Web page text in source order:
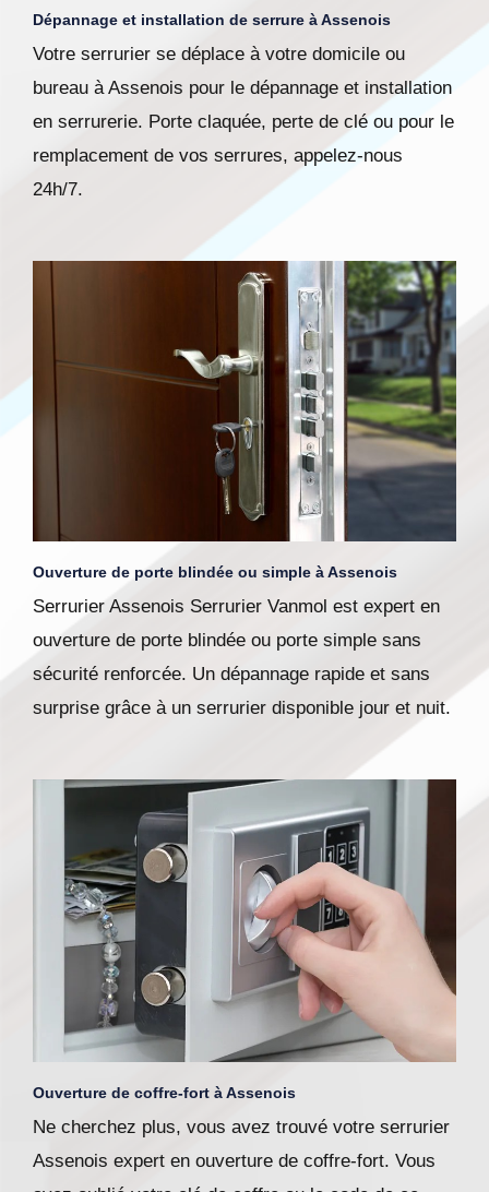
Dépannage et installation de serrure à Assenois
Votre serrurier se déplace à votre domicile ou
bureau à Assenois pour le dépannage et installation
en serrurerie. Porte claquée, perte de clé ou pour le
remplacement de vos serrures, appelez-nous
24h/7.
Ouverture de porte blindée ou simple à Assenois
Serrurier Assenois Serrurier Vanmol est expert en
ouverture de porte blindée ou porte simple sans
sécurité renforcée. Un dépannage rapide et sans
surprise grâce à un serrurier disponible jour et nuit.
Ouverture de coffre-fort à Assenois
Ne cherchez plus, vous avez trouvé votre serrurier
Assenois expert en ouverture de coffre-fort. Vous